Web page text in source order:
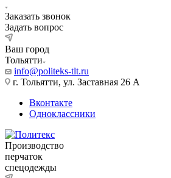
Заказать звонок
Задать вопрос
Ваш город
Тольятти
info@politeks-tlt.ru
г. Тольятти, ул. Заставная 26 А
Вконтакте
Одноклассники
Производство
перчаток
спецодежды